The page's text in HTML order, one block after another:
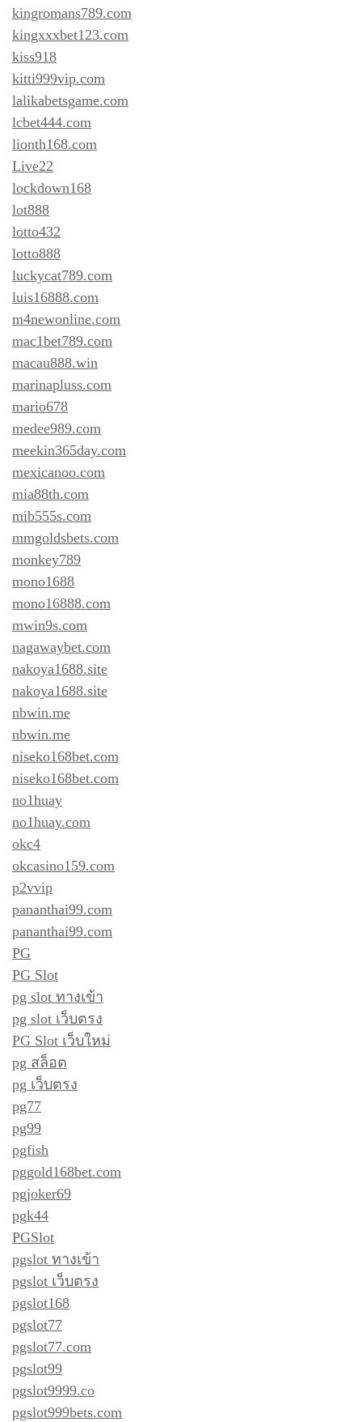
kingromans789.com
kingxxxbet123.com
kiss918
kitti999vip.com
lalikabetsgame.com
lcbet444.com
lionth168.com
Live22
lockdown168
lot888
lotto432
lotto888
luckycat789.com
luis16888.com
m4newonline.com
mac1bet789.com
macau888.win
marinapluss.com
mario678
medee989.com
meekin365day.com
mexicanoo.com
mia88th.com
mib555s.com
mmgoldsbets.com
monkey789
mono1688
mono16888.com
mwin9s.com
nagawaybet.com
nakoya1688.site
nakoya1688.site
nbwin.me
nbwin.me
niseko168bet.com
niseko168bet.com
no1huay
no1huay.com
okc4
okcasino159.com
p2vvip
pananthai99.com
pananthai99.com
PG
PG Slot
pg slot ทางเข้า
pg slot เว็บตรง
PG Slot เว็บใหม่
pg สล็อต
pg เว็บตรง
pg77
pg99
pgfish
pggold168bet.com
pgjoker69
pgk44
PGSlot
pgslot ทางเข้า
pgslot เว็บตรง
pgslot168
pgslot77
pgslot77.com
pgslot99
pgslot9999.co
pgslot999bets.com